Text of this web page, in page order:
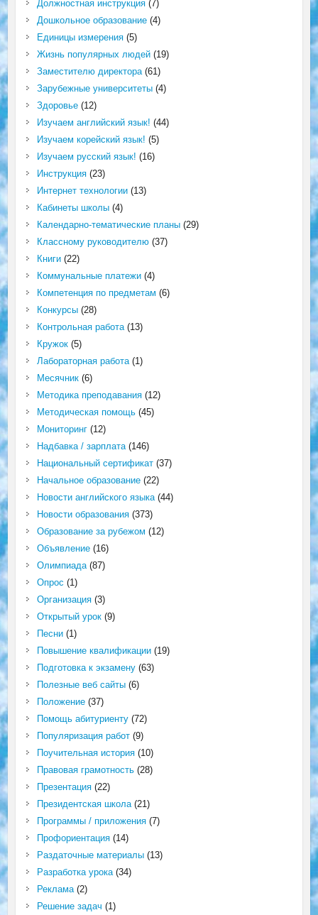
Должностная инструкция(7)
Дошкольное образование(4)
Единицы измерения(5)
Жизнь популярных людей(19)
Заместителю директора(61)
Зарубежные университеты(4)
Здоровье(12)
Изучаем английский язык! (44)
Изучаем корейский язык! (5)
Изучаем русский язык! (16)
Инструкция(23)
Интернет технологии(13)
Кабинеты школы(4)
Календарно-тематические планы(29)
Классному руководителю(37)
Книги(22)
Коммунальные платежи(4)
Компетенция по предметам (6)
Конкурсы(28)
Контрольная работа(13)
Кружок(5)
Лабораторная работа(1)
Месячник(6)
Методика преподавания(12)
Методическая помощь(45)
Мониторинг(12)
Надбавка / зарплата(146)
Национальный сертификат(37)
Начальное образование(22)
Новости английского языка(44)
Новости образования(373)
Образование за рубежом (12)
Объявление(16)
Олимпиада(87)
Опрос (1)
Организация(3)
Открытый урок(9)
Песни(1)
Повышение квалификации(19)
Подготовка к экзамену(63)
Полезные веб сайты(6)
Положение(37)
Помощь абитуриенту(72)
Популяризация работ(9)
Поучительная история(10)
Правовая грамотность(28)
Презентация(22)
Президентская школа(21)
Программы / приложения(7)
Профориентация(14)
Раздаточные материалы(13)
Разработка урока(34)
Реклама(2)
Решение задач (1)